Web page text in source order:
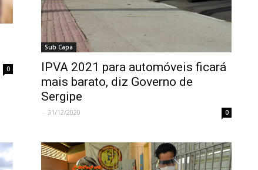
0
Sub Capa
IPVA 2021 para automóveis ficará
mais barato, diz Governo de
Sergipe
- 31/12/2020 0